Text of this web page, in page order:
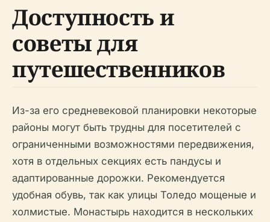
Доступность и
советы для
путешественников
Из-за его средневековой планировки некоторые
районы могут быть трудны для посетителей с
ограниченными возможностями передвижения,
хотя в отдельных секциях есть пандусы и
адаптированные дорожки. Рекомендуется
удобная обувь, так как улицы Толедо мощеные и
холмистые. Монастырь находится в нескольких